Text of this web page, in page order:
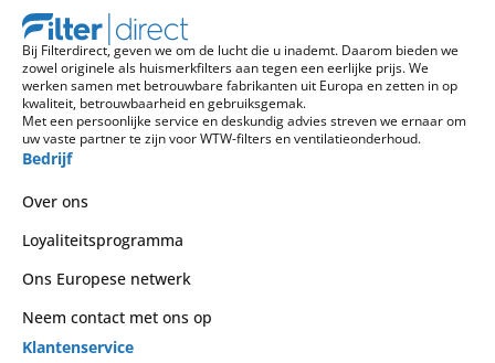
Bij Filterdirect, geven we om de lucht die u inademt. Daarom bieden we
zowel originele als huismerkfilters aan tegen een eerlijke prijs. We
werken samen met betrouwbare fabrikanten uit Europa en zetten in op
kwaliteit, betrouwbaarheid en gebruiksgemak.
Met een persoonlijke service en deskundig advies streven we ernaar om
uw vaste partner te zijn voor WTW-filters en ventilatieonderhoud.
Bedrijf
Over ons
Loyaliteitsprogramma
Ons Europese netwerk
Neem contact met ons op
Klantenservice